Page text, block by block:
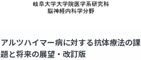
アルツハイマー病に対する抗体療法の課
題と将来の展望・改訂版